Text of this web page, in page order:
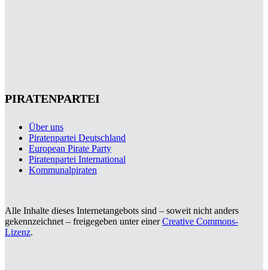
PIRATENPARTEI
Über uns
Piratenpartei Deutschland
European Pirate Party
Piratenpartei International
Kommunalpiraten
Alle Inhalte dieses Internetangebots sind – soweit nicht anders
gekennzeichnet – freigegeben unter einerCreative Commons-
Lizenz.